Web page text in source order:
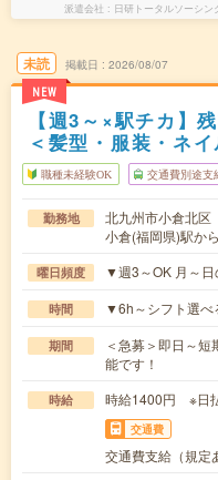
派遣会社 日研トータルソーシ
未読
NEW
掲載日 2026/08/07
【週3～×駅チカ】
＜髪型・服装・ネイ
職種未経験OK 交通費別途支
勤務地
北九州市小倉北区
小倉(福岡県)駅か
曜日頻度 ▼週3～OK 月～日
時間 ▼6h～シフト選べ
期間
＜急募＞即日～
能です！
時給 時給1400円 ※日
交通費
交通費支給（規定